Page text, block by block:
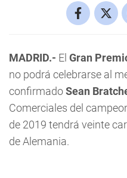
MADRID.- El Gran
no podrá celebrarse al
confirmadoSean
Comerciales del
de 2019 tendrá veinte
de Alemania.